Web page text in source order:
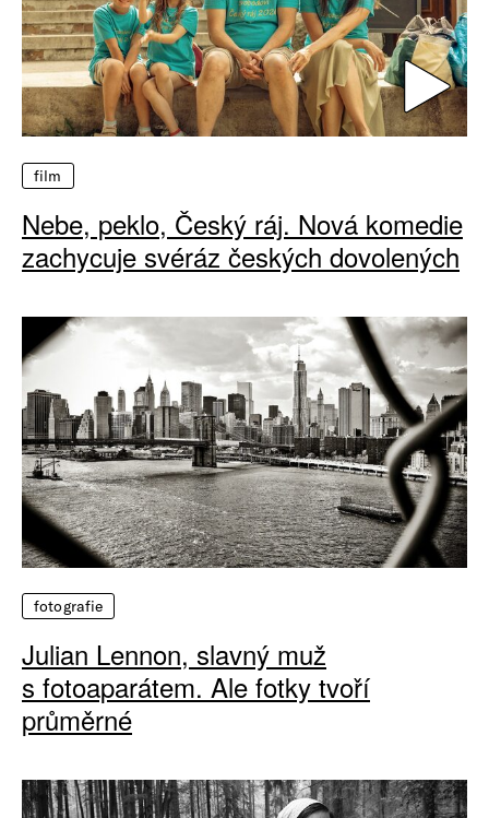
film
Nebe, peklo, Český ráj. Nová komedie
zachycuje svéráz českých dovolených
fotografie
Julian Lennon, slavný muž
s fotoaparátem. Ale fotky tvoří
průměrné